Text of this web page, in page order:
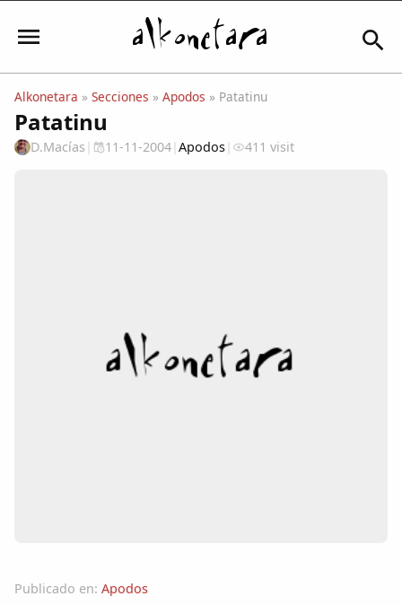
Iniciar sesión
Comunidad
Alkonetara » Secciones » Apodos » Patatinu
Patatinu
D.Macías | 11-11-2004| Apodos| 411 visit
Publicado en: Apodos